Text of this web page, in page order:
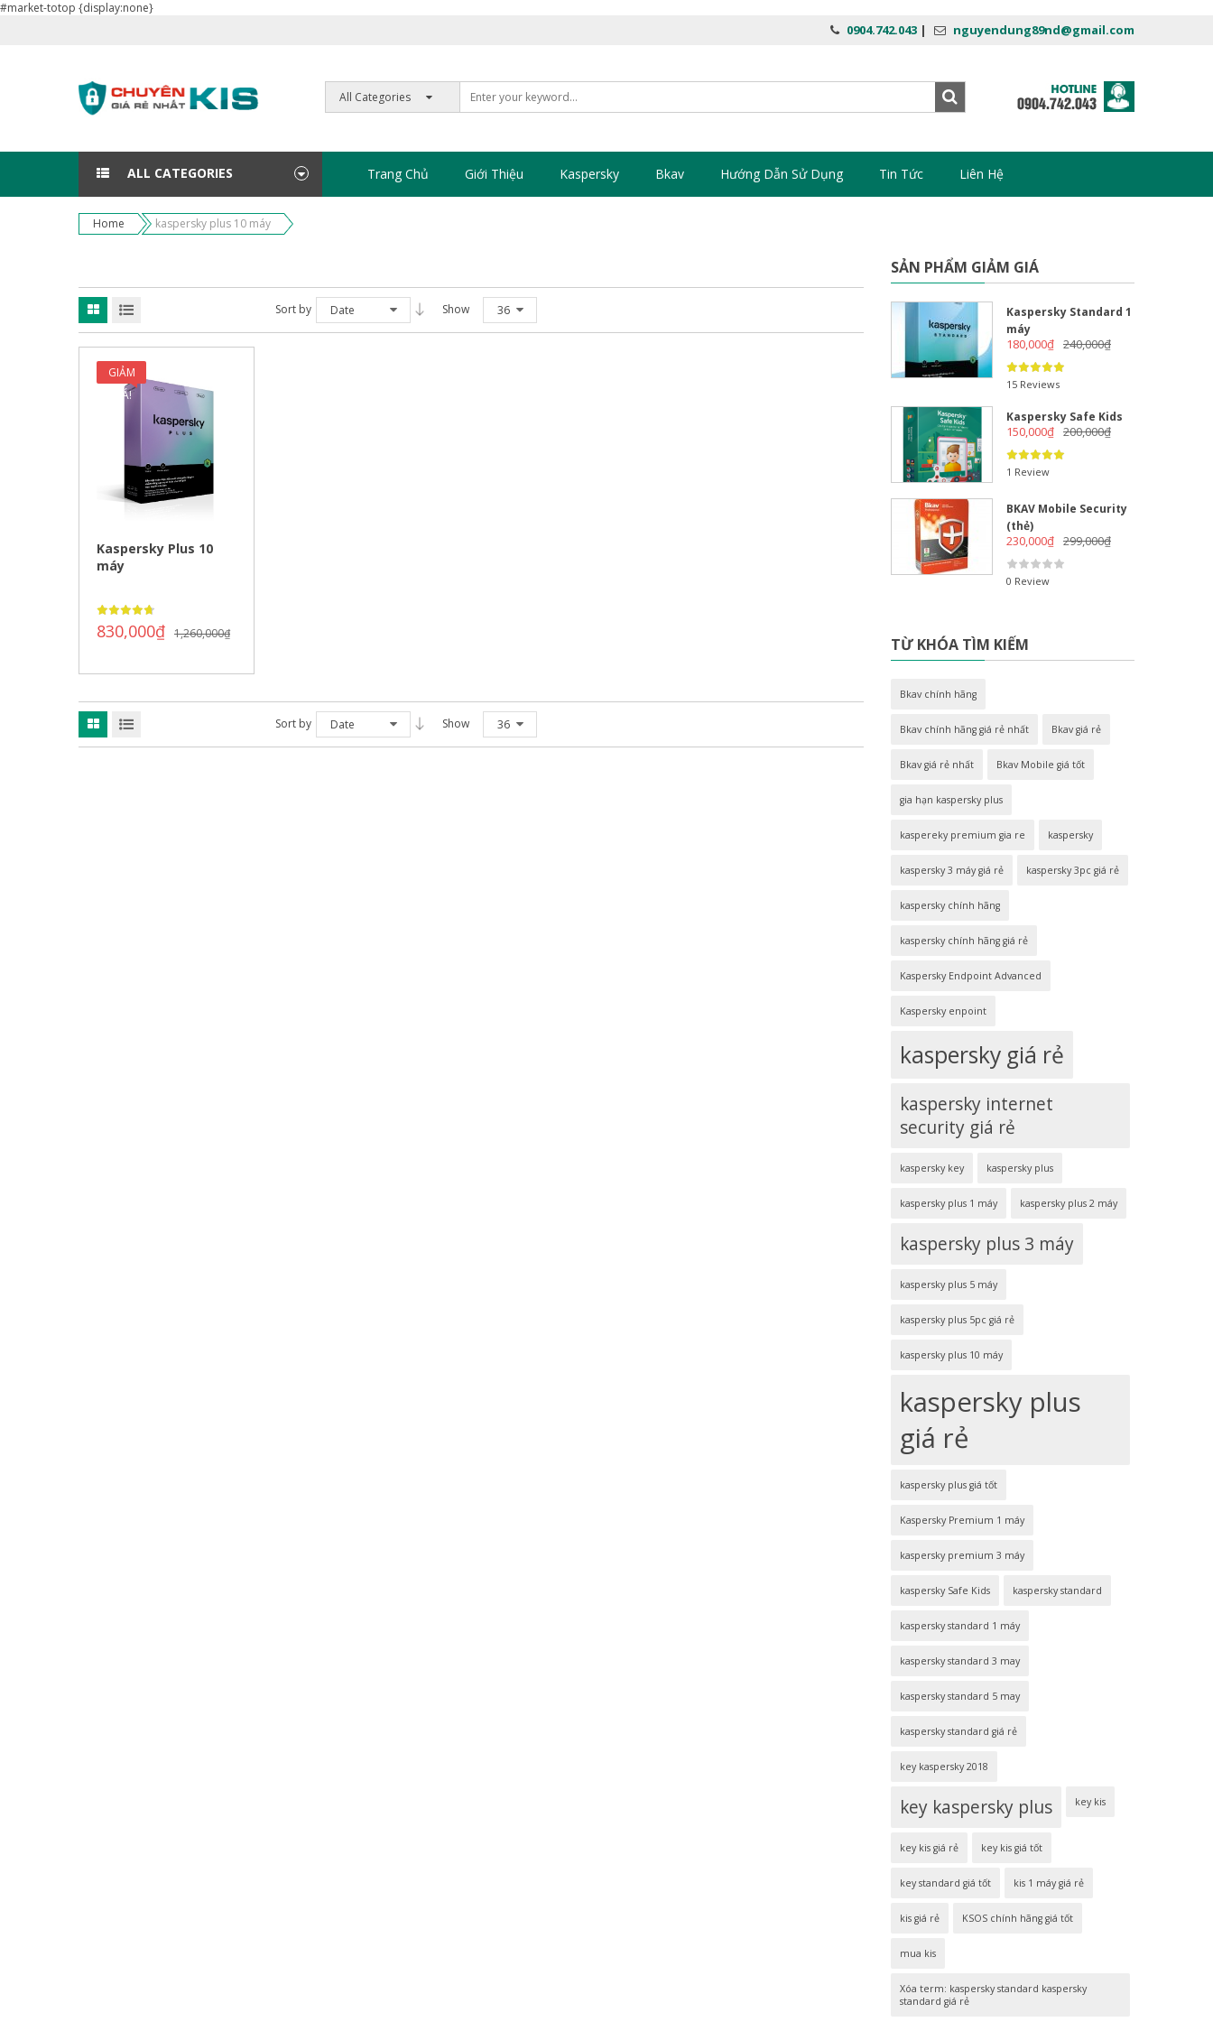
#market-totop {display:none}
0904.742.043 | nguyendung89nd@gmail.com
ALL CATEGORIES Trang Chủ Giới Thiệu Kaspersky Bkav Hướng Dẫn Sử Dụng Tin Tức Liên Hệ
Home kaspersky plus 10 máy
Sort by Date Show 36
GIẢM
GIÁ!
Kaspersky Plus 10
máy
1,260,000₫
830,000₫
Sort by Date Show 36
SẢN PHẨM GIẢM GIÁ
Kaspersky Standard 1
máy
240,000₫
180,000₫
15 Reviews
Kaspersky Safe Kids
200,000₫
150,000₫
1 Review
BKAV Mobile Security
(thẻ)
299,000₫
230,000₫
0 Review
TỪ KHÓA TÌM KIẾM
Bkav chính hãng
Bkav chính hãng giá rẻ nhất Bkav giá rẻ
Bkav giá rẻ nhất Bkav Mobile giá tốt
gia hạn kaspersky plus
kaspereky premium gia re kaspersky
kaspersky 3 máy giá rẻ kaspersky 3pc giá rẻ
kaspersky chính hãng
kaspersky chính hãng giá rẻ
Kaspersky Endpoint Advanced
Kaspersky enpoint
kaspersky giá rẻ
kaspersky internet
security giá rẻ
kaspersky key kaspersky plus
kaspersky plus 1 máy kaspersky plus 2 máy
kaspersky plus 3 máy
kaspersky plus 5 máy
kaspersky plus 5pc giá rẻ
kaspersky plus 10 máy
kaspersky plus
giá rẻ
kaspersky plus giá tốt
Kaspersky Premium 1 máy
kaspersky premium 3 máy
kaspersky Safe Kids kaspersky standard
kaspersky standard 1 máy
kaspersky standard 3 may
kaspersky standard 5 may
kaspersky standard giá rẻ
key kaspersky 2018
key kaspersky plus key kis
key kis giá rẻ key kis giá tốt
key standard giá tốt kis 1 máy giá rẻ
kis giá rẻ KSOS chính hãng giá tốt
mua kis
Xóa term: kaspersky standard kaspersky
standard giá rẻ